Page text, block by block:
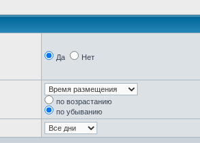
Да Нет
по возрастанию
по убыванию